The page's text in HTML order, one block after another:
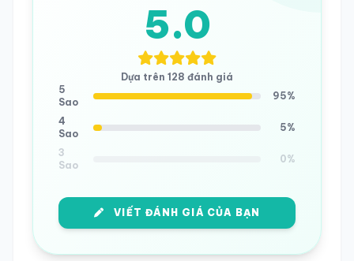
5.0
Dựa trên 128 đánh giá
5
Sao
95%
4
Sao
5%
3
Sao
0%
VIẾT ĐÁNH GIÁ CỦA BẠN